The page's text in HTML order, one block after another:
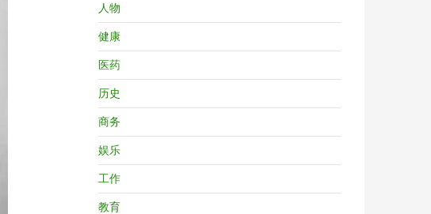
人物
健康
医药
历史
商务
娱乐
工作
教育